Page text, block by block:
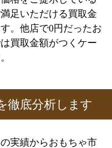
足いただける買取金
。他店で0円だったお
買取金額がつくケー
徹底分析します
実績からおもちゃ市